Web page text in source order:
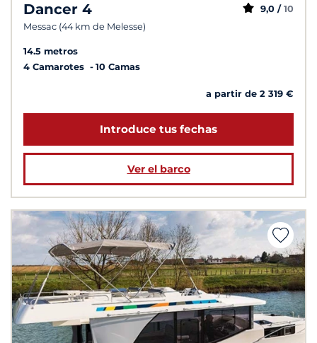
Dancer 4
Messac (44 km de Melesse)
9,0 / 10
14.5 metros
4 Camarotes
10 Camas
a partir de 2 319 €
Introduce tus fechas
Ver el barco